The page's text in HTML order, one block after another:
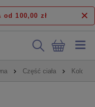
od 100,00 zł
Część ciała